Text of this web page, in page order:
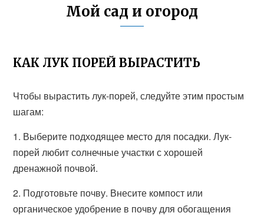
Мой сад и огород
КАК ЛУК ПОРЕЙ ВЫРАСТИТЬ
Чтобы вырастить лук-порей, следуйте этим простым
шагам:
1. Выберите подходящее место для посадки. Лук-
порей любит солнечные участки с хорошей
дренажной почвой.
2. Подготовьте почву. Внесите компост или
органическое удобрение в почву для обогащения